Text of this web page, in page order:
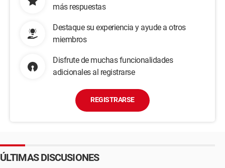
más respuestas
Destaque su experiencia y ayude a otros
miembros
Disfrute de muchas funcionalidades
adicionales al registrarse
REGISTRARSE
ÚLTIMAS DISCUSIONES